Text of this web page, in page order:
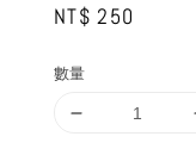
Regular
NT$ 250
數量